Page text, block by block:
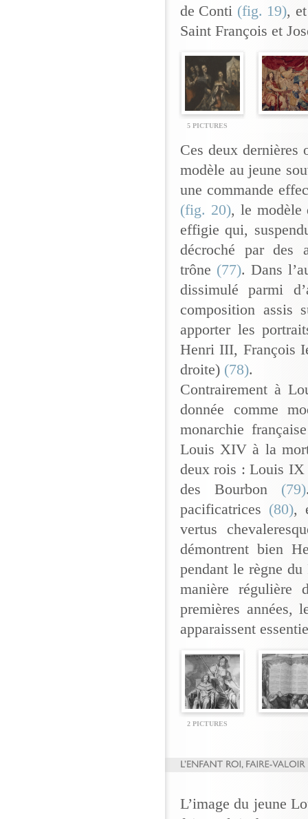
de Conti (fig. 19),
Saint François et
5 PICTURES
Ces deux
modèle au jeune
une commande
(fig. 20), le modèle
effigie qui,
décroché par des
trône (77). Dans
dissimulé parmi
composition assis
apporter les
Henri III, François
droite) (78).
Contrairement à
donnée comme
monarchie
Louis XIV à la
deux rois : Louis IX
des Bourbon (79)
pacificatrices (80),
vertus
démontrent bien
pendant le règne
manière régulière
premières années,
apparaissent
2 PICTURES
L’image du jeune